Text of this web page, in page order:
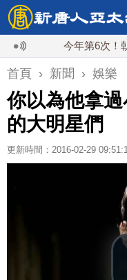
今年第6次！朝鮮
首頁 › 新聞 › 娛樂
你以為他拿
的大明星們
更新時間：2016-02-29